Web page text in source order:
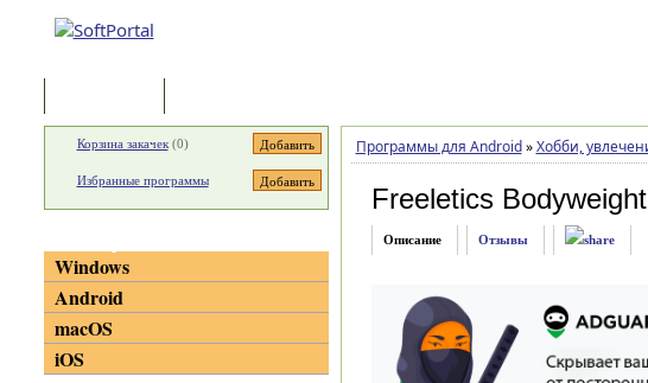
Программы для Android » Хобби,
Freeletics Bodyweight
Описание Отзывы
Корзина закачек(0)
Избранные программы
Windows
Android
macOS
iOS